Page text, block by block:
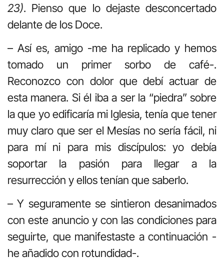
23). Pienso que lo dejaste desconcertado
delante de los Doce.
– Así es, amigo -me ha replicado y hemos
tomado un primer sorbo de café-.
Reconozco con dolor que debí actuar de
esta manera. Si él iba a ser la “piedra” sobre
la que yo edificaría mi Iglesia, tenía que tener
muy claro que ser el Mesías no sería fácil, ni
para mí ni para mis discípulos: yo debía
soportar la pasión para llegar a la
resurrección y ellos tenían que saberlo.
– Y seguramente se sintieron desanimados
con este anuncio y con las condiciones para
seguirte, que manifestaste a continuación -
he añadido con rotundidad-.